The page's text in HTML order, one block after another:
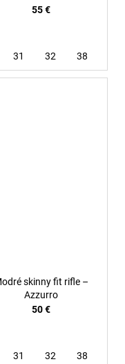
55 €
31 32 38
skinny fit rifle –
Azzurro
50 €
31 32 38